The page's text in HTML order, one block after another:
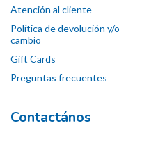
Atención al cliente
Política de devolución y/o
cambio
Gift Cards
Preguntas frecuentes
Contactános